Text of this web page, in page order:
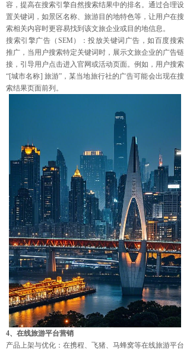
容，提高在搜索引擎自然搜索结果中的排名。通过合理设
置关键词，如景区名称、旅游目的地特色等，让用户在搜
索相关内容时更容易找到该文旅企业或目的地信息。
搜索引擎广告（SEM）：投放关键词广告，如百度搜索
推广，当用户搜索特定关键词时，展示文旅企业的广告链
接，引导用户点击进入官网或活动页面。例如，用户搜索
“[城市名称] 旅游”，某当地旅行社的广告可能会出现在搜
索结果页面前列。
4、在线旅游平台营销
产品上架与优化：在携程、飞猪、马蜂窝等在线旅游平台